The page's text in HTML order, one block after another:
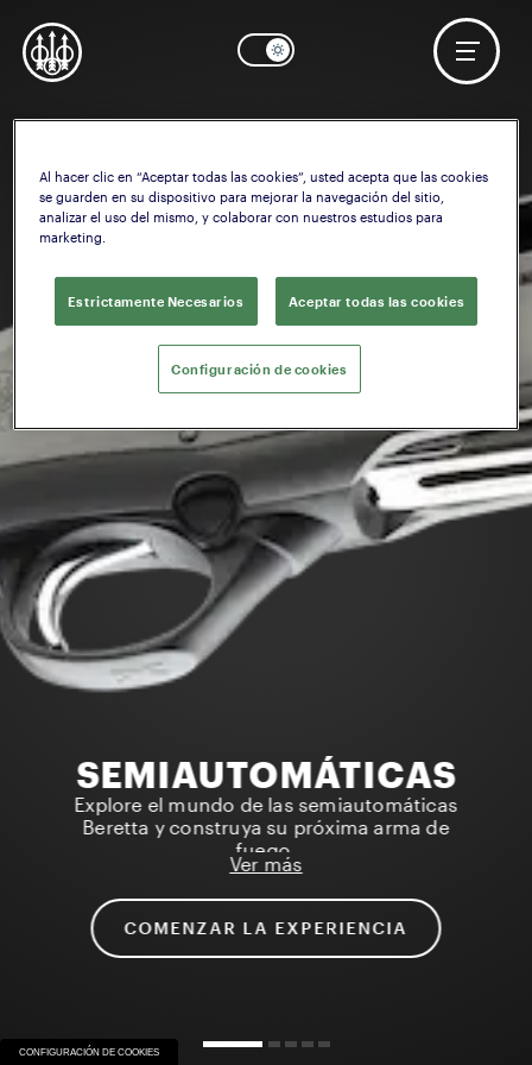
SEMIAUTOMÁTICAS
Explore el mundo de las semiautomáticas
Beretta y construya su próxima arma de
fuego.
Ver más
COMENZAR LA EXPERIENCIA
CONFIGURACIÓN DE COOKIES
Al hacer clic en “Aceptar todas las cookies”, usted acepta que las cookies
se guarden en su dispositivo para mejorar la navegación del sitio,
analizar el uso del mismo, y colaborar con nuestros estudios para
marketing.
Estrictamente Necesarios Aceptar todas las cookies
Configuración de cookies